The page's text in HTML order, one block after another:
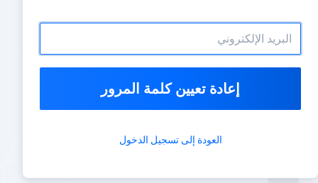
إعادة تعيين كلمة المرور
العودة إلى تسجيل الدخول